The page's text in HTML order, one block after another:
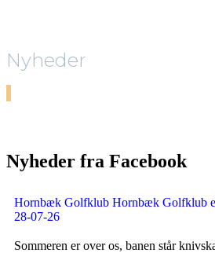
Nyheder
Nyheder fra Facebook
Hornbæk Golfklub Hornbæk Golfklub
28-07-26
Sommeren er over os, banen står